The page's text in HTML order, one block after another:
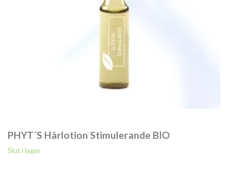
PHYT´S Hårlotion Stimulerande BIO
Slut i lager